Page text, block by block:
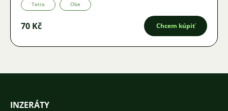
Tetra Obe
70 Kč Chcem kúpiť
INZERÁTY